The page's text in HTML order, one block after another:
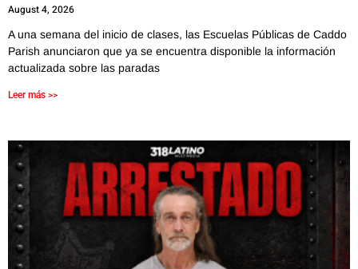
August 4, 2026
A una semana del inicio de clases, las Escuelas Públicas de Caddo
Parish anunciaron que ya se encuentra disponible la información
actualizada sobre las paradas
Leer más >>